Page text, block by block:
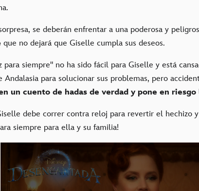
se deberán enfrentar a una poderosa y
que no dejará que Giselle cumpla sus deseos.
para siempre" no ha sido fácil para Giselle y está
Andalasia para solucionar sus problemas, pero
un cuento de hadas de verdad y pone en
debe correr contra reloj para revertir el hechizo
siempre para ella y su familia!